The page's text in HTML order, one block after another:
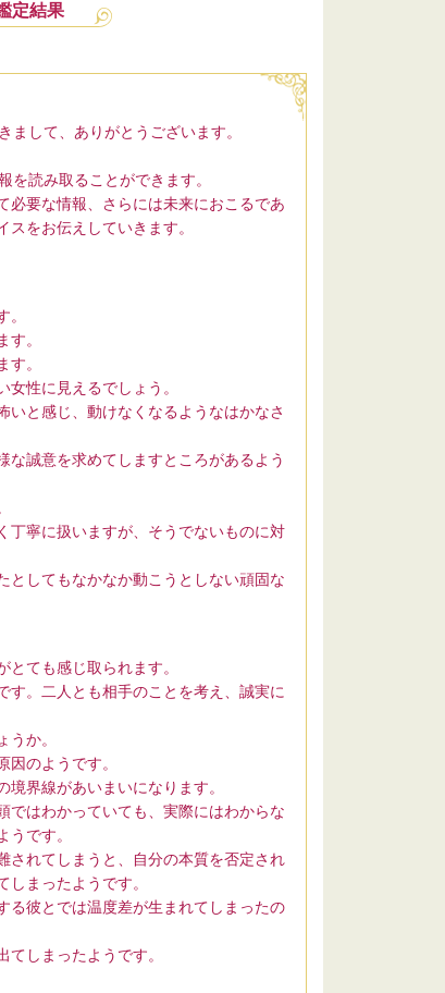
定結果
まして、ありがとうございます。
を読み取ることができます。
必要な情報、さらには未来におこるであ
をお伝えしていきます。
。
。
性に見えるでしょう。
いと感じ、動けなくなるようなはかなさ
な誠意を求めてしますところがあるよう
丁寧に扱いますが、そうでないものに対
としてもなかなか動こうとしない頑固な
ても感じ取られます。
す。二人とも相手のことを考え、誠実に
か。
のようです。
界線があいまいになります。
ではわかっていても、実際にはわからな
うです。
されてしまうと、自分の本質を否定され
まったようです。
る彼とでは温度差が生まれてしまったの
しまったようです。